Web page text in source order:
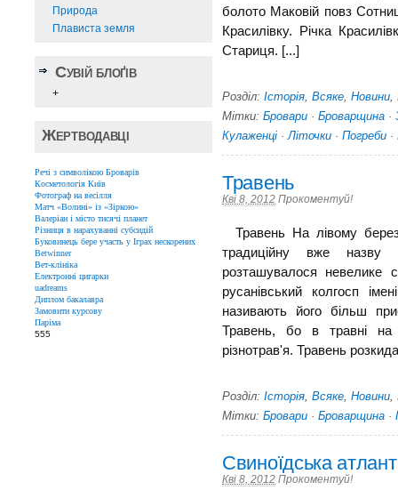
Природа
Плависта земля
Сувій блоґів
+
Жертводавці
Речі з символікою Броварів
Косметологія Київ
Фотограф на весілля
Матч «Волині» із «Зіркою»
Валеріан і місто тисячі планет
Різниця в нарахуванні субсидій
Буковинець бере участь у Іграх нескорених
Betwinner
Вет-клініка
Електронні цигарки
uadreams
Диплом бакалавра
Замовити курсову
Паріма
555
болото Маковій повз
Красилівку. Річка
Стариця. [...]
Розділ: Історія Всяке Новини
Мітки: Бровари · Броварщина ·
Кулаженці · Літочки · Погреби ·
Травень
Кві 8, 2012 Прокоментуй!
Травень На лівому
традиційну вже назву
розташувалося
русанівський колгосп
називають його більш
Травень, бо в травні на
різнотрав'я. Травень
Розділ: Історія Всяке Новини
Мітки: Бровари · Броварщина ·
Свиноїдська
Кві 8, 2012 Прокоментуй!